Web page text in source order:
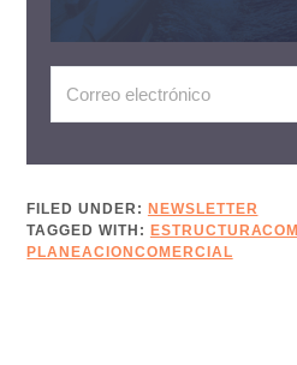
FILED UNDER: NEWSLETTER
TAGGED WITH:
PLANEACIONCOMERCIAL